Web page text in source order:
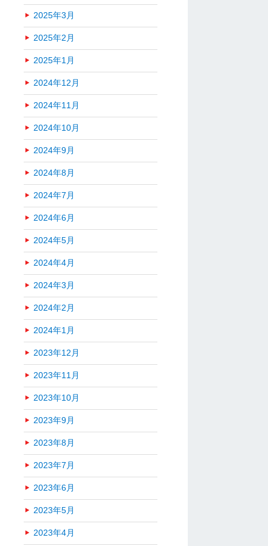
2025年3月
2025年2月
2025年1月
2024年12月
2024年11月
2024年10月
2024年9月
2024年8月
2024年7月
2024年6月
2024年5月
2024年4月
2024年3月
2024年2月
2024年1月
2023年12月
2023年11月
2023年10月
2023年9月
2023年8月
2023年7月
2023年6月
2023年5月
2023年4月